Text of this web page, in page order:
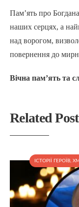
Пам’ять про
наших серцях, а
над ворогом,
повернення до
Вічна пам’ять та
Related
ІСТОРІЇ ГЕРОЇВ,